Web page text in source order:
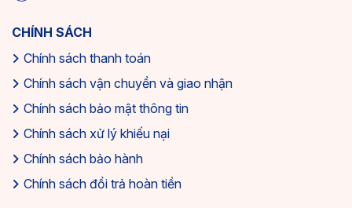
CHÍNH SÁCH
Chính sách thanh toán
Chính sách vận chuyển và giao nhận
Chính sách bảo mật thông tin
Chính sách xử lý khiếu nại
Chính sách bảo hành
Chính sách đổi trả hoàn tiền